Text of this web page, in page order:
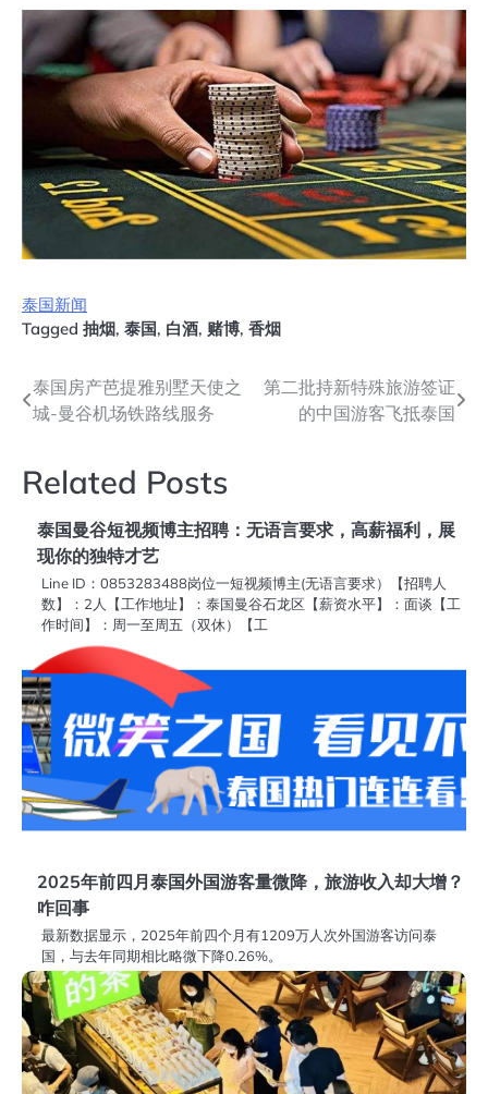
泰国新闻
Tagged 抽烟, 泰国, 白酒, 赌博, 香烟
文
章
导
泰国房产芭提雅别墅天使之
城-曼谷机场铁路线服务
第二批持新特殊旅游签证
的中国游客飞抵泰国
Related Posts
泰国曼谷短视频博主招聘：无语言要求，高薪福利，展
现你的独特才艺
Line ID：0853283488岗位一短视频博主(无语言要求）【招聘人
数】：2人【工作地址】：泰国曼谷石龙区【薪资水平】：面谈【工
作时间】：周一至周五（双休）【工
2025年前四月泰国外国游客量微降，旅游收入却大增？
咋回事
最新数据显示，2025年前四个月有1209万人次外国游客访问泰
国，与去年同期相比略微下降0.26%。